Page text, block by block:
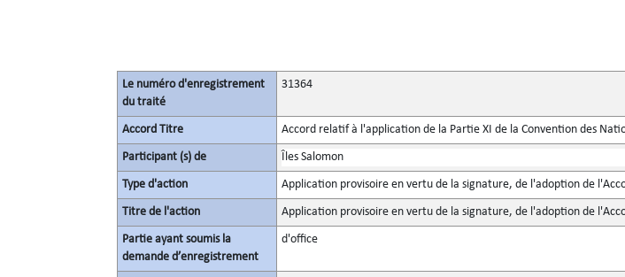
Le numéro d'enregistrement
du traité
31364
Accord Titre Accord relatif à l'application de la Partie XI de la Convention des
Participant (s) de Îles Salomon
Type d'action Application provisoire en vertu de la signature, de l'adoption de
Titre de l'action Application provisoire en vertu de la signature, de l'adoption de
Partie ayant soumis la
demande d’enregistrement
d'office